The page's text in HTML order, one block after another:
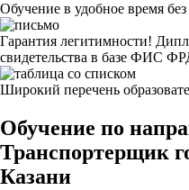
Обучение в удобное время
Гарантия легитимности!
свидетельства в базе ФИС
Широкий перечень
Обучение по
Транспортерщик
Казани